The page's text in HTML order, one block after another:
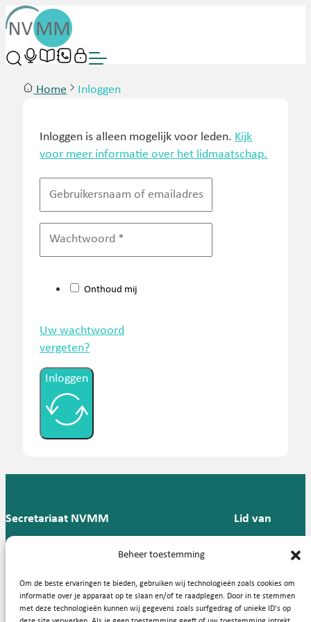
Beheer toestemming
Om de beste ervaringen te bieden, gebruiken wij technologieën zoals cookies om
informatie over je apparaat op te slaan en/of te raadplegen. Door in te stemmen
met deze technologieën kunnen wij gegevens zoals surfgedrag of unieke ID's op
Home Inloggen
Inloggen is alleen mogelijk voor leden. Kijk
voor meer informatie over het lidmaatschap.
Onthoud mij
Uw wachtwoord
vergeten?
Inloggen
Secretariaat NVMM
Groningen
T: 088 -
57
Lid van